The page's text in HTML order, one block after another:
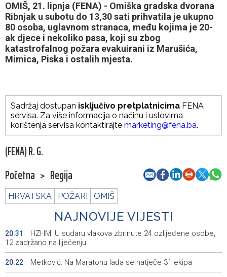
OMIŠ, 21. lipnja (FENA) - Omiška gradska dvorana
Ribnjak u subotu do 13,30 sati prihvatila je ukupno
80 osoba, uglavnom stranaca, među kojima je 20-
ak djece i nekoliko pasa, koji su zbog
katastrofalnog požara evakuirani iz Marušića,
Mimica, Piska i ostalih mjesta.
Sadržaj dostupan isključivo pretplatnicima FENA
servisa. Za više informacija o načinu i uslovima
korištenja servisa kontaktirajte marketing@fena.ba.
(FENA) R. G.
Početna > Regija
HRVATSKA POŽARI OMIŠ
NAJNOVIJE VIJESTI
20:31
HZHM: U sudaru vlakova zbrinute 24 ozlijeđene osobe,
12 zadržano na liječenju
20:22 Metković: Na Maratonu lađa se natječe 31 ekipa